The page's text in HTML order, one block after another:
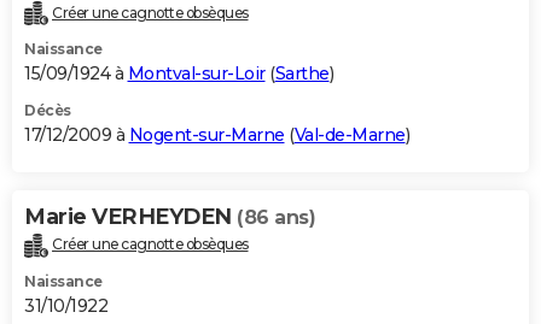
Créer une cagnotte obsèques
Naissance
15/09/1924 à Montval-sur-Loir(Sarthe)
Décès
17/12/2009 à Nogent-sur-Marne (Val-de-Marne)
Marie VERHEYDEN (86 ans)
Créer une cagnotte obsèques
Naissance
31/10/1922